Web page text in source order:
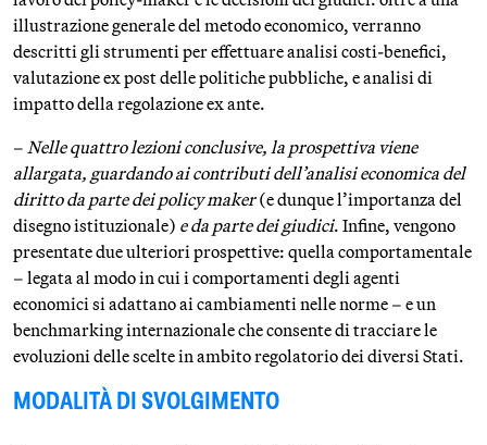
illustrazione generale del metodo economico, verranno
descritti gli strumenti per effettuare analisi costi-benefici,
valutazione ex post delle politiche pubbliche, e analisi di
impatto della regolazione ex ante.
– Nelle quattro lezioni conclusive, la prospettiva viene
allargata, guardando ai contributi dell’analisi economica del
diritto da parte dei policy maker(e dunque l’importanza del
disegno istituzionale) e da parte dei giudici. Infine, vengono
presentate due ulteriori prospettive: quella comportamentale
– legata al modo in cui i comportamenti degli agenti
economici si adattano ai cambiamenti nelle norme – e un
benchmarking internazionale che consente di tracciare le
evoluzioni delle scelte in ambito regolatorio dei diversi Stati.
MODALITÀ DI SVOLGIMENTO